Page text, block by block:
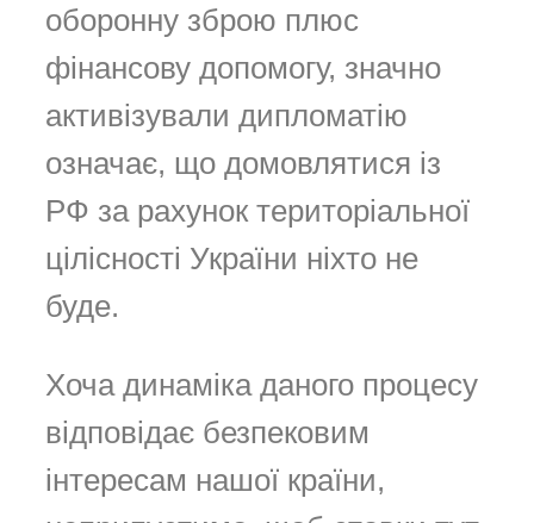
оборонну зброю плюс
фінансову допомогу, значно
активізували дипломатію
означає, що домовлятися із
РФ за рахунок територіальної
цілісності України ніхто не
буде.
Хоча динаміка даного процесу
відповідає безпековим
інтересам нашої країни,